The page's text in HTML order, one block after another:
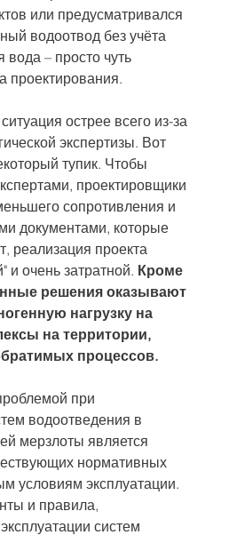
или предусматривался
водоотвод без учёта
вода – просто чуть
проектирования.
острее всего из-за
экспертизы. Вот
тупик. Чтобы
проектировщики
сопротивления и
документами, которые
реализация проекта
и очень затратной. Кроме
решения оказывают
нагрузку на
на территории,
процессов.
при
водоотведения в
мерзлоты является
нормативных
условиям эксплуатации.
и правила,
систем